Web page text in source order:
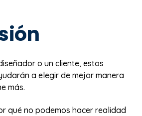
o un cliente, estos
a elegir de mejor manera
más.
qué no podemos hacer realidad